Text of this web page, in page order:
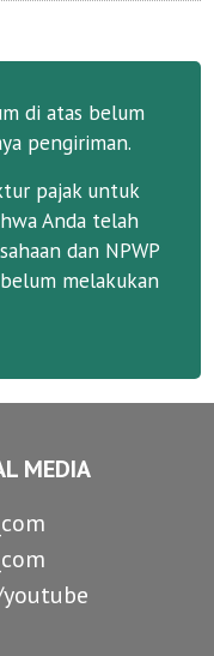
di atas belum
pengiriman.
pajak untuk
Anda telah
dan NPWP
melakukan
MEDIA